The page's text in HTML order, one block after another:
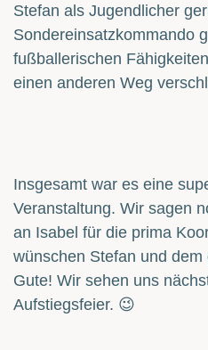
Stefan als Jugendlicher
Sondereinsatzkommando
fußballerischen
einen anderen Weg
Insgesamt war es eine
Veranstaltung. Wir sagen
an Isabel für die prima
wünschen Stefan und
Gute! Wir sehen uns
Aufstiegsfeier. 😉